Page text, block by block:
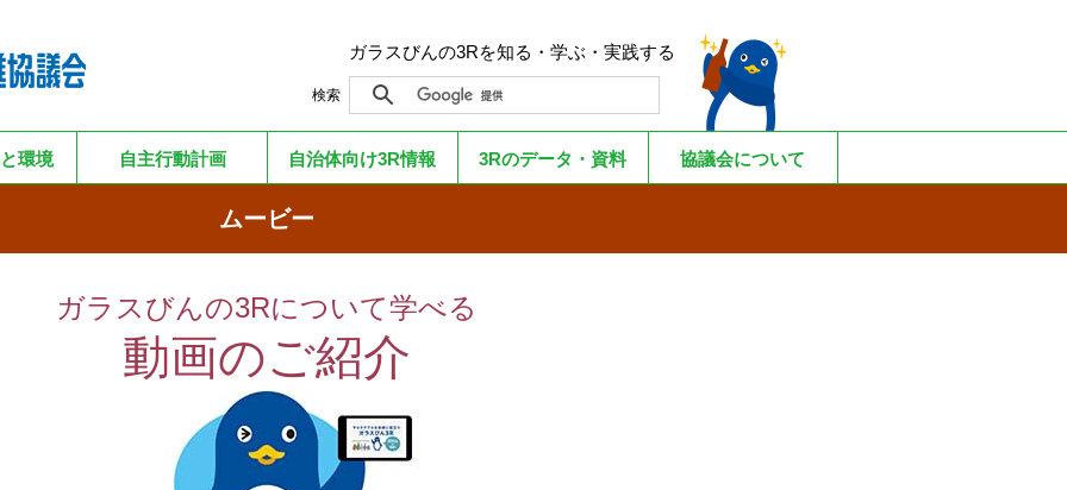
ガラスびんの3Rを知る・学ぶ・実践する
検索
環境 自主行動計画 自治体向け3R情報 3Rのデータ・資料 協議会について
ムービー
ガラスびんの3Rについて学べる
動画のご紹介